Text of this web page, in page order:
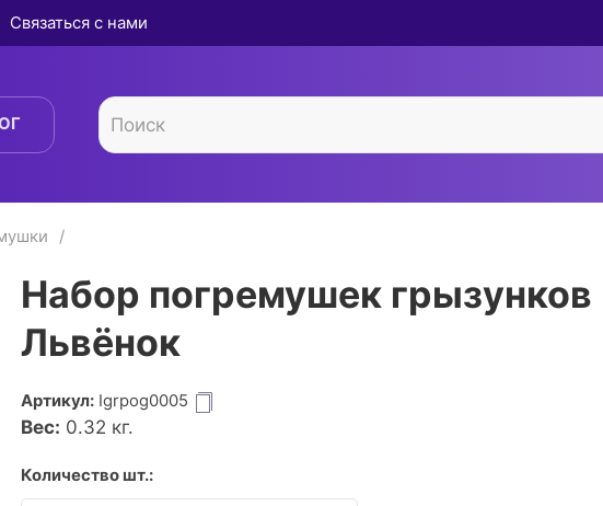
Связаться с нами
Набор погремушек
Львёнок
Артикул: Igrpog0005
Вес: 0.32 кг.
Количество шт.: